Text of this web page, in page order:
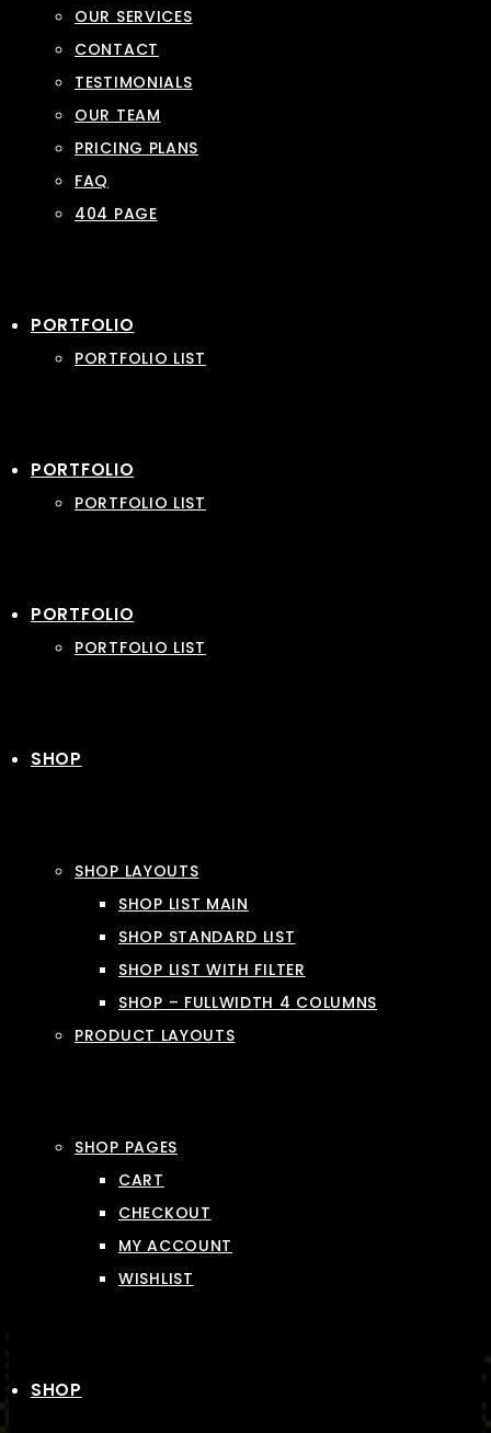
OUR SERVICES
CONTACT
TESTIMONIALS
OUR TEAM
PRICING PLANS
FAQ
404 PAGE
PORTFOLIO
PORTFOLIO LIST
PORTFOLIO
PORTFOLIO LIST
PORTFOLIO
PORTFOLIO LIST
SHOP
SHOP LAYOUTS
SHOP LIST MAIN
SHOP STANDARD LIST
SHOP LIST WITH FILTER
SHOP – FULLWIDTH 4 COLUMNS
PRODUCT LAYOUTS
SHOP PAGES
CART
CHECKOUT
MY ACCOUNT
WISHLIST
SHOP